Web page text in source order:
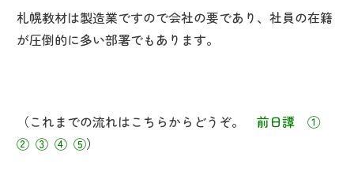
札幌教材は製造業ですので会社の要であり、社員の在籍
が圧倒的に多い部署でもあります。
（これまでの流れはこちらからどうぞ。 前日譚
①
② ③ ④ ⑤）